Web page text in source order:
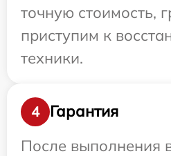
точную стоимость,
приступим к
техники.
4
Гарантия
После выполнения